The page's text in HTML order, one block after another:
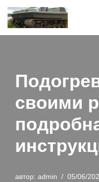
Перейти
своими
автор: admin 05/06/